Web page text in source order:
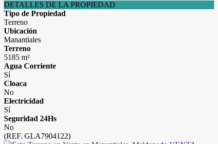
DETALLES DE LA PROPIEDAD
Tipo de Propiedad
Terreno
Ubicación
Manantiales
Terreno
5185 m²
Agua Corriente
Sí
Cloaca
No
Electricidad
Sí
Seguridad 24Hs
No
(REF. GLA7904122)